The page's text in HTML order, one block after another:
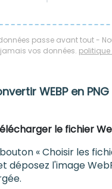
passe avant tout -
vos données.
WEBP en
le fichier
« Choisir les
déposez l'image